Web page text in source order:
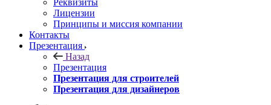
Реквизиты
Лицензии
Принципы и миссия компании
Контакты
Презентация
Назад
Презентация
Презентация для строителей
Презентация для дизайнеров